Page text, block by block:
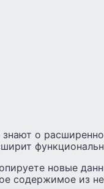
о
новые
содержимое из